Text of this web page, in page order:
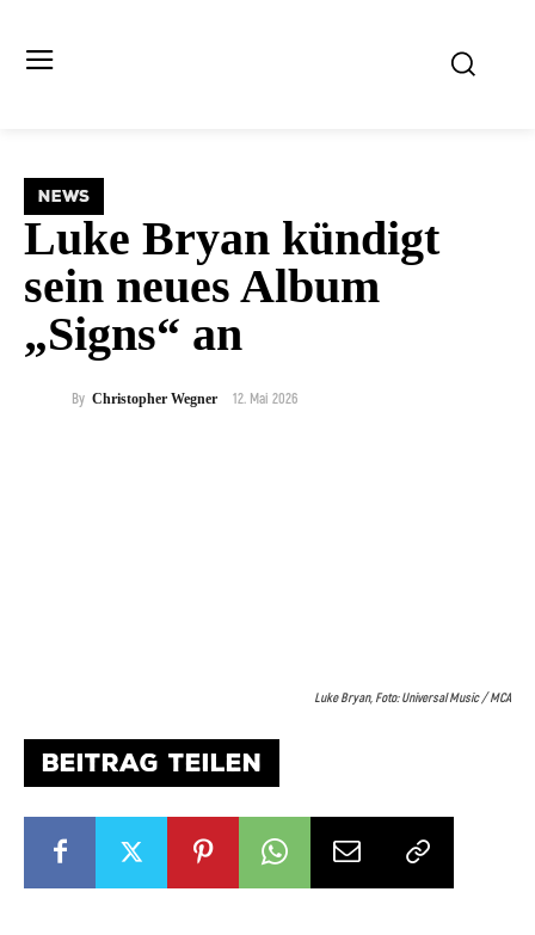
NEWS
Luke Bryan kündigt
sein neues Album
„Signs“ an
By Christopher Wegner 12. Mai 2026
Luke Bryan, Foto: Universal Music / MCA
BEITRAG TEILEN